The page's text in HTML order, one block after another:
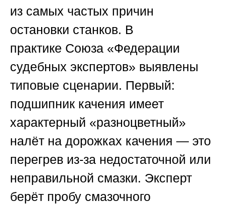
из самых частых причин
остановки станков. В
практике Союза «Федерации
судебных экспертов» выявлены
типовые сценарии. Первый:
подшипник качения имеет
характерный «разноцветный»
налёт на дорожках качения — это
перегрев из-за недостаточной или
неправильной смазки. Эксперт
берёт пробу смазочного